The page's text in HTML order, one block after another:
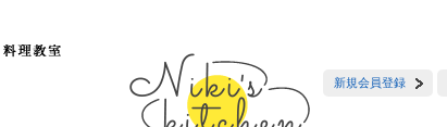
新規会員登録